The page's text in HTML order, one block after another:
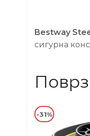
Bestway
сигурна
-31%